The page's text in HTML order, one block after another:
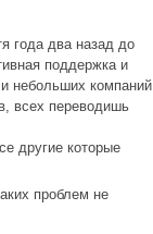
года два назад до
поддержка и
небольших компаний
всех переводишь
другие которые
проблем не